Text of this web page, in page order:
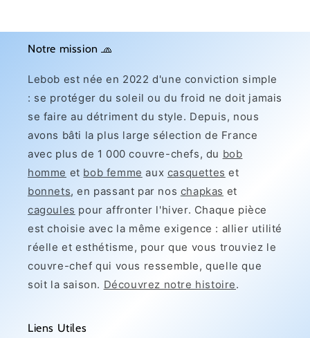
Notre mission 🧢
Lebob est née en 2022 d'une conviction simple
: se protéger du soleil ou du froid ne doit jamais
se faire au détriment du style. Depuis, nous
avons bâti la plus large sélection de France
avec plus de 1 000 couvre-chefs, du bob
homme et bob femme aux casquettes et
bonnets, en passant par nos chapkas et
cagoules pour affronter l'hiver. Chaque pièce
est choisie avec la même exigence : allier utilité
réelle et esthétisme, pour que vous trouviez le
couvre-chef qui vous ressemble, quelle que
soit la saison. Découvrez notre histoire.
Liens Utiles